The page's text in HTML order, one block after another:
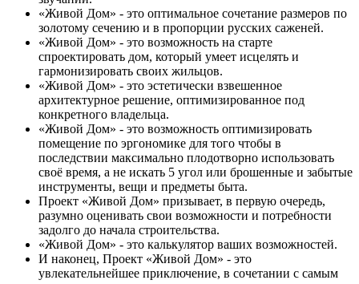
«Живой Дом» - это оптимальное сочетание размеров по
золотому сечению и в пропорции русских саженей.
«Живой Дом» - это возможность на старте
спроектировать дом, который умеет исцелять и
гармонизировать своих жильцов.
«Живой Дом» - это эстетически взвешенное
архитектурное решение, оптимизированное под
конкретного владельца.
«Живой Дом» - это возможность оптимизировать
помещение по эргономике для того чтобы в
последствии максимально плодотворно использовать
своё время, а не искать 5 угол или брошенные и забытые
инструменты, вещи и предметы быта.
Проект «Живой Дом» призывает, в первую очередь,
разумно оценивать свои возможности и потребности
задолго до начала строительства.
«Живой Дом» - это калькулятор ваших возможностей.
И наконец, Проект «Живой Дом» - это
увлекательнейшее приключение, в сочетании с самым